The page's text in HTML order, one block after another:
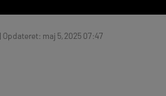
maj 5, 2025 07:47